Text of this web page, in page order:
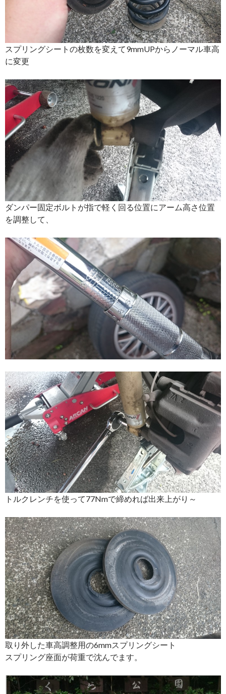
スプリングシートの枚数を変えて9mmUPからノーマル車高
に変更
ダンパー固定ボルトが指で軽く回る位置にアーム高さ位置
を調整して、
トルクレンチを使って77Nmで締めれば出来上がり～
取り外した車高調整用の6mmスプリングシート
スプリング座面が荷重で沈んでます。